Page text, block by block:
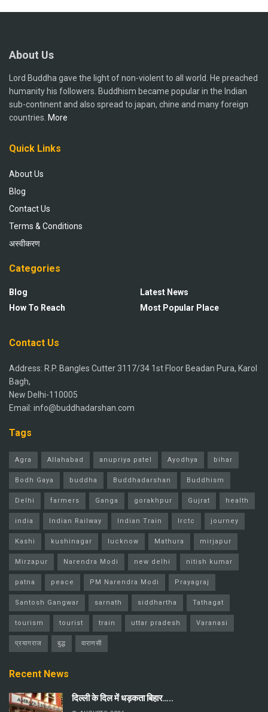
About Us
Lord Buddha gave the light of non-violent to all world. He preached
humanity his followers. Buddhism became popular in the Indian
sub-continent and also spread to japan, chine and many foreign
countries. More
Quick Links
About Us
Blog
Contact Us
Terms & Conditions
अस्वीकरण
Categories
Blog
How To Reach
Latest News
Most Popular Place
Contact Us
Address: R.P. Bangles Cutter 3117/34 1st Floor Beadan Pura, Karol
Bagh,
New Delhi-110005
Email: info@buddhadarshan.com
Tags
Agra Allahabad anupriya patel Ayodhya bihar
Bodh Gaya buddha Buddhadarshan Buddhism
Delhi farmers Ganga gorakhpur Gujrat health
india Indian Railway Indian Train Irctc journey
Kashi kushinagar lucknow Mathura mirjapur
Mirzapur Narendra Modi new delhi nitish kumar
patna peace PM Narendra Modi Prayagraj
Santosh Gangwar sarnath siddhartha Tathagat
tourism tourist train uttar pradesh Varanasi
प्रयागराज बुद्ध वाराणसी
Recent News
दिल्ली के दिल में धड़कता बिहार…..